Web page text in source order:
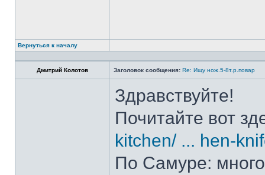
Вернуться к началу
Дмитрий Колотов Заголовок сообщения: Re: Ищу нож.5-8т.р.повар
Здравствуйте!
Почитайте вот
kitchen/ ... hen-
По Самуре: много